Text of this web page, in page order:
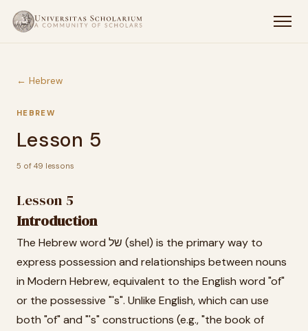
← Hebrew
HEBREW
Lesson 5
5 of 49 lessons
Lesson 5
Introduction
The Hebrew word של (shel) is the primary way to
express possession and relationships between nouns
in Modern Hebrew, equivalent to the English word "of"
or the possessive "'s". Unlike English, which can use
both "of" and "'s" constructions (e.g., "the book of